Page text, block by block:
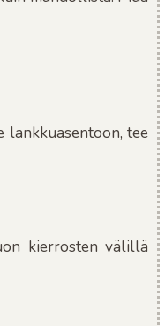
lankkuasentoon, tee
kierrosten välillä